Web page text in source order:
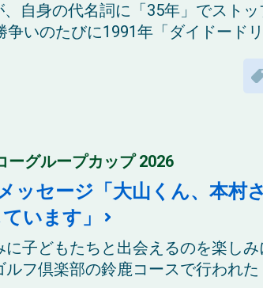
自身の代名詞に「35年」でストッ
いのたびに1991年「ダイドードリ
ーグループカップ 2026
ッセージ「大山くん、本村
います」
子どもたちと出会えるのを楽しみ
フ倶楽部の鈴鹿コースで行われた